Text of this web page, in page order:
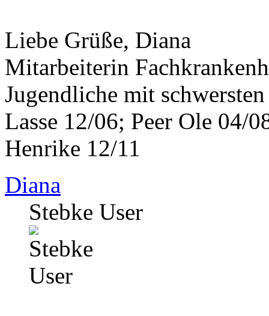
Liebe Grüße, Diana
Mitarbeiterin
Jugendliche mit
Lasse 12/06; Peer Ole 04/
Henrike 12/11
Diana
Stebke User